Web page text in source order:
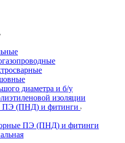
диаметра и б/у
изоляции
ПЭ (ПНД) и фитинги
ПЭ (ПНД) и фитинги